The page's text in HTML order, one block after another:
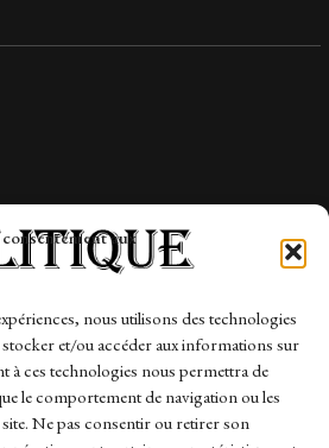
aux
nous utilisons des technologies
et/ou accéder aux informations sur
à ces technologies nous permettra de
le comportement de navigation ou les
Ne pas consentir ou retirer son